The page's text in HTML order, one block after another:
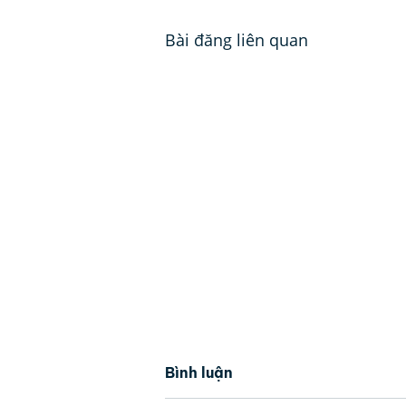
Bài đăng liên quan
Bình luận